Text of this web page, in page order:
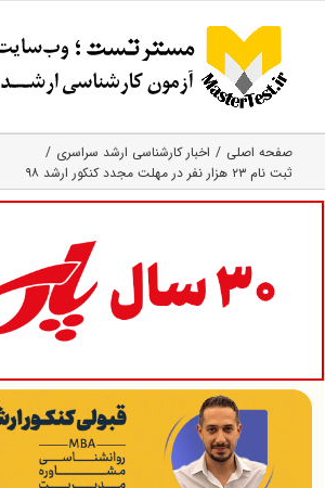
content
صفحه اصلی
اخبار کارشناسی ارشد سراسری
ثبت نام ۲۳ هزار نفر در مهلت مجدد کنکور ارشد ۹۸